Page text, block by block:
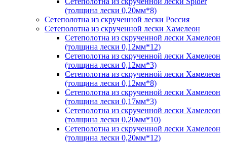
(толщина лески 0,20мм*8)
Сетеполотна из скрученной лески Россия
Сетеполотна из скрученной лески Хамелеон
Сетеполотна из скрученной лески Хамелеон
(толщина лески 0,12мм*12)
Сетеполотна из скрученной лески Хамелеон
(толщина лески 0,12мм*3)
Сетеполотна из скрученной лески Хамелеон
(толщина лески 0,12мм*8)
Сетеполотна из скрученной лески Хамелеон
(толщина лески 0,17мм*3)
Сетеполотна из скрученной лески Хамелеон
(толщина лески 0,20мм*10)
Сетеполотна из скрученной лески Хамелеон
(толщина лески 0,20мм*12)